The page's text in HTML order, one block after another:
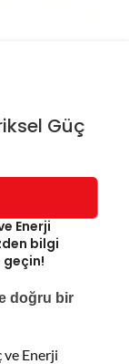
Güç
Enerji
bilgi
doğru bir
Enerji